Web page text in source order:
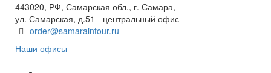
443020, РФ, Самарская обл., г. Самара,
ул. Самарская, д.51 - центральный офис
order@samaraintour.ru
Наши офисы